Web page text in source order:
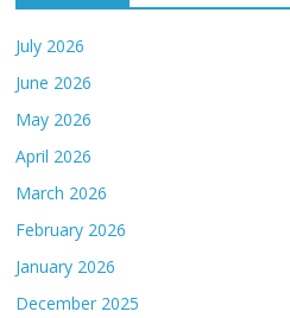
July 2026
June 2026
May 2026
April 2026
March 2026
February 2026
January 2026
December 2025